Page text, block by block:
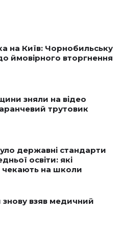
на Київ: Чорнобильську
ймовірного вторгнення
зняли на відео
трутовик
державні стандарти
освіти: які
чекають на школи
взяв медичний